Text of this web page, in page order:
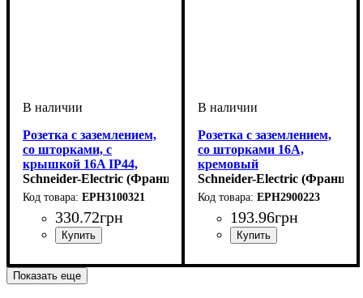
Розетка с заземлением,
со шторками, с
крышкой 16A IP44,
белый
Schneider-Electric (Франция)
EPH3100321
330.72грн
Розетки
шторками
Розетка с заземлением,
со шторками 16A,
кремовый
Schneider-Electric (Франция)
EPH2900223
193.96грн
Розетки
шторками
Показать еще